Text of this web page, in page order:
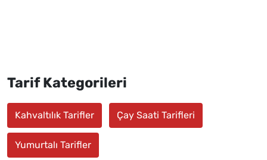
Tarif Kategorileri
Kahvaltılık Tarifler Çay Saati Tarifleri
Yumurtalı Tarifler